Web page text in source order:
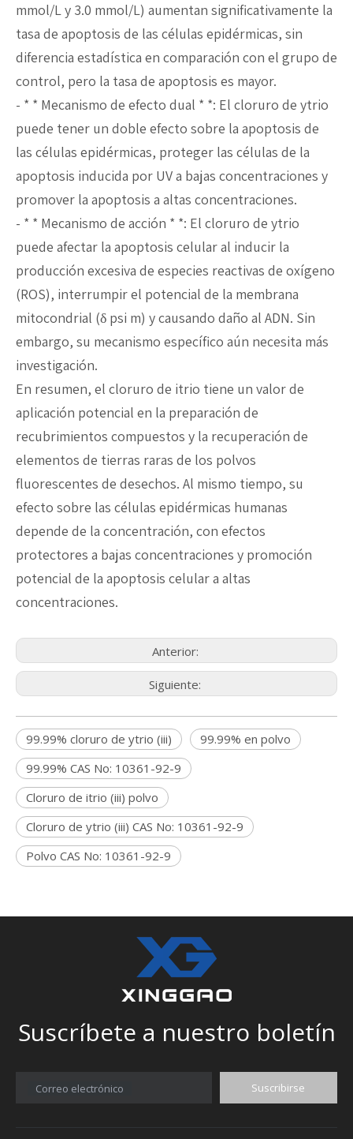
mmol/L y 3.0 mmol/L) aumentan significativamente la
tasa de apoptosis de las células epidérmicas, sin
diferencia estadística en comparación con el grupo de
control, pero la tasa de apoptosis es mayor.
- * * Mecanismo de efecto dual * *: El cloruro de ytrio
puede tener un doble efecto sobre la apoptosis de
las células epidérmicas, proteger las células de la
apoptosis inducida por UV a bajas concentraciones y
promover la apoptosis a altas concentraciones.
- * * Mecanismo de acción * *: El cloruro de ytrio
puede afectar la apoptosis celular al inducir la
producción excesiva de especies reactivas de oxígeno
(ROS), interrumpir el potencial de la membrana
mitocondrial (δ psi m) y causando daño al ADN. Sin
embargo, su mecanismo específico aún necesita más
investigación.
En resumen, el cloruro de itrio tiene un valor de
aplicación potencial en la preparación de
recubrimientos compuestos y la recuperación de
elementos de tierras raras de los polvos
fluorescentes de desechos. Al mismo tiempo, su
efecto sobre las células epidérmicas humanas
depende de la concentración, con efectos
protectores a bajas concentraciones y promoción
potencial de la apoptosis celular a altas
concentraciones.
Anterior:
Siguiente:
99.99% cloruro de ytrio (iii)
99.99% en polvo
99.99% CAS No: 10361-92-9
Cloruro de itrio (iii) polvo
Cloruro de ytrio (iii) CAS No: 10361-92-9
Polvo CAS No: 10361-92-9
Suscríbete a nuestro boletín
Correo electrónico Suscribirse